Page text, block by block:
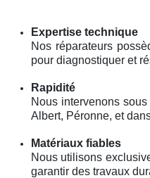
Expertise technique
Nos réparateurs
pour diagnostiquer et
Rapidité
Nous intervenons
Albert, Péronne, et
Matériaux fiables
Nous utilisons
garantir des travaux